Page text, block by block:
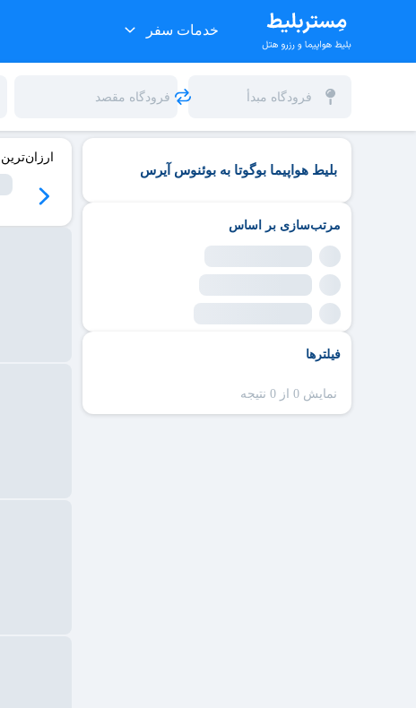
خدمات سفر
بلیط هواپیما بوگوتا به بوئنوس آیرس
مرتب‌سازی بر اساس
فیلترها
نمایش 0 از 0 نتیجه